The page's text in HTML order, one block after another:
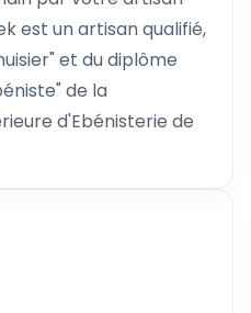
est un artisan qualifié,
et du diplôme
de la
d'Ebénisterie de